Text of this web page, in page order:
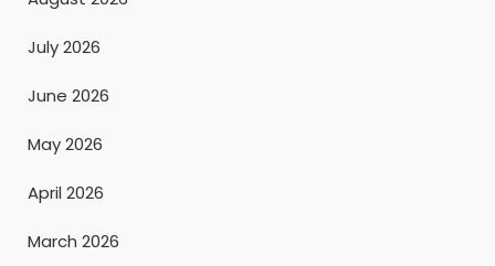
July 2026
June 2026
May 2026
April 2026
March 2026